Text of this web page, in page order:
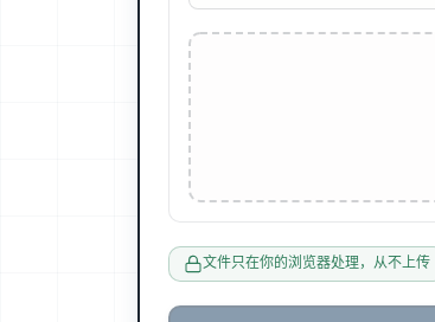
文件只在你的浏览器处理，从不上传